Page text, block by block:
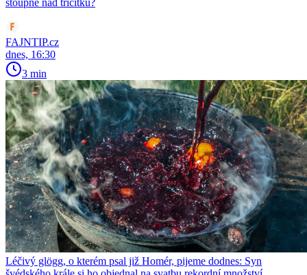
stoupne nad třicítku?
FAJNTIP.cz
dnes, 16:30
3 min
Léčivý glögg, o kterém psal již Homér, pijeme dodnes: Syn